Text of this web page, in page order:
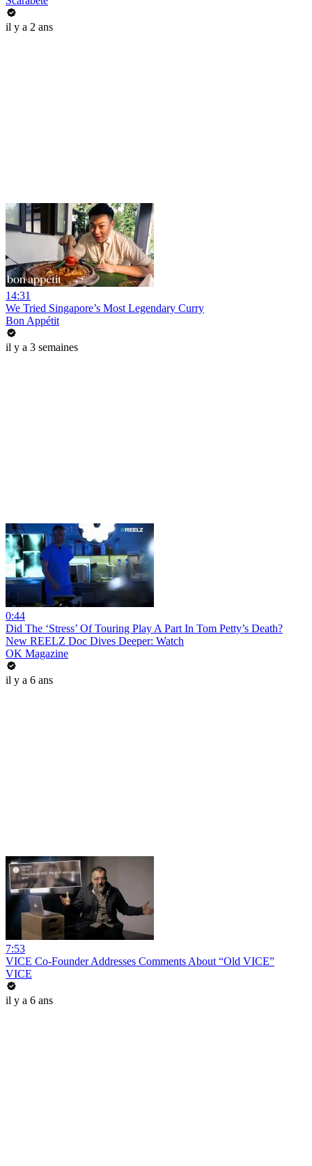
il y a 2 ans
14:31
We Tried Singapore’s Most Legendary Curry
Bon Appétit
il y a 3 semaines
0:44
Did The ‘Stress’ Of Touring Play A Part In Tom Petty’s Death?
New REELZ Doc Dives Deeper: Watch
OK Magazine
il y a 6 ans
7:53
VICE Co-Founder Addresses Comments About “Old VICE”
VICE
il y a 6 ans